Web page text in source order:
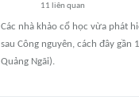
11 liên quan
Các nhà khảo cổ học vừa phát
sau Công nguyên, cách đây gần
Quảng Ngãi).